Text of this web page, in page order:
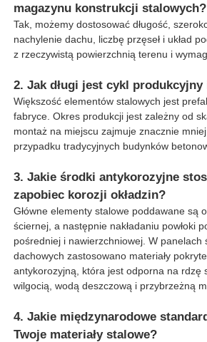
magazynu konstrukcji stalowych?
Tak, możemy dostosować długość,
nachylenie dachu, liczbę przęseł i układ
z rzeczywistą powierzchnią terenu i
2. Jak długi jest cykl
Większość elementów stalowych jest
fabryce. Okres produkcji jest zależny od
montaż na miejscu zajmuje znacznie
przypadku tradycyjnych budynków
3. Jakie środki antykorozyjne
zapobiec korozji okładzin?
Główne elementy stalowe poddawane są
ściernej, a następnie nakładaniu powłoki
pośredniej i nawierzchniowej. W panelach
dachowych zastosowano materiały pokryte
antykorozyjną, która jest odporna na rdzę
wilgocią, wodą deszczową i przybrzeżną
4. Jakie międzynarodowe
Twoje materiały stalowe?